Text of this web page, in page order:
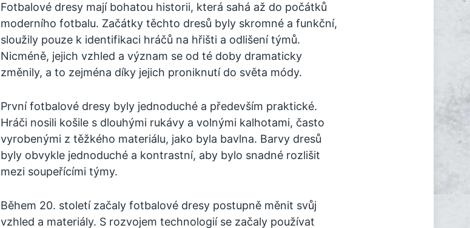
Fotbalové dresy mají bohatou historii, která sahá až do počátků
moderního fotbalu. Začátky těchto dresů byly skromné a funkční,
sloužily pouze k identifikaci hráčů na hřišti a odlišení týmů.
Nicméně, jejich vzhled a význam se od té doby dramaticky
změnily, a to zejména díky jejich proniknutí do světa módy.
První fotbalové dresy byly jednoduché a především praktické.
Hráči nosili košile s dlouhými rukávy a volnými kalhotami, často
vyrobenými z těžkého materiálu, jako byla bavlna. Barvy dresů
byly obvykle jednoduché a kontrastní, aby bylo snadné rozlišit
mezi soupeřícími týmy.
Během 20. století začaly fotbalové dresy postupně měnit svůj
vzhled a materiály. S rozvojem technologií se začaly používat